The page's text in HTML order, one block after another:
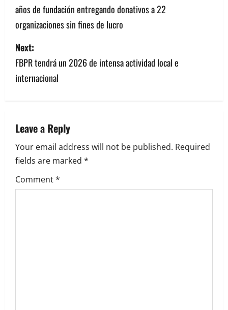
s
t
n
a
i
g
a
t
años de fundación entregando donativos a 22
organizaciones sin fines de lucro
Next:
FBPR tendrá un 2026 de intensa actividad local e
internacional
Leave a Reply
Your email address will not be published. Required
fields are marked *
Comment*